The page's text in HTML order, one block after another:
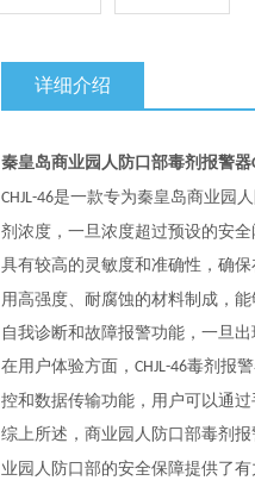
详细介绍
秦皇岛商业园人防 口部毒剂报警器
CHJL-46是一款专为秦皇岛商业园
剂浓度，一旦浓度超过预设的安
具有较高的灵敏度和准确性，确
用高强度、耐腐蚀的材料制成，
自我诊断和故障报警功能，一旦
在用户体验方面， CHJL-46毒剂报
控和数据传输功能，用户可以通
综上所述，商业园人防口部毒剂报
业园人防口部的安全保障提供了